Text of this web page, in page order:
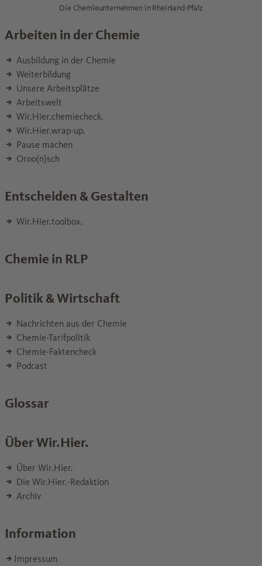
Die Chemieunternehmen in Rheinland-Pfalz
Arbeiten in der Chemie
Ausbildung in der Chemie
Weiterbildung
Unsere Arbeitsplätze
Arbeitswelt
Wir.Hier.chemiecheck.
Wir.Hier.wrap-up.
Pause machen
Oroo(n)sch
Entscheiden & Gestalten
Wir.Hier.toolbox.
Chemie in RLP
Politik & Wirtschaft
Nachrichten aus der Chemie
Chemie-Tarifpolitik
Chemie-Faktencheck
Podcast
Glossar
Über Wir.Hier.
Über Wir.Hier.
Die Wir.Hier.-Redaktion
Archiv
Information
Impressum